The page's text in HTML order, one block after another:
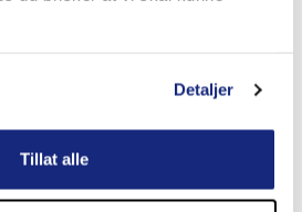
Detaljer
Tillat alle